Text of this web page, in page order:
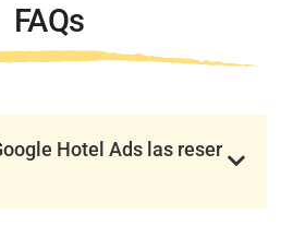
FAQs
Hotel Ads las reser